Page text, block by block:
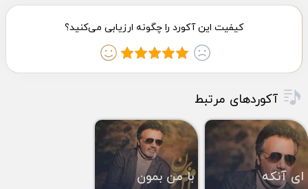
آکوردهای مرتبط
ای آنکه با من بمون